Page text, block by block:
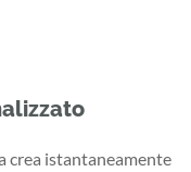
crea istantaneamente